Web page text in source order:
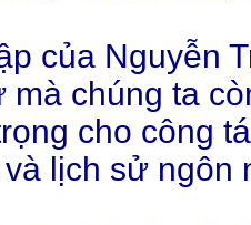
của Nguyễn
mà chúng ta
cho công
lịch sử ngôn